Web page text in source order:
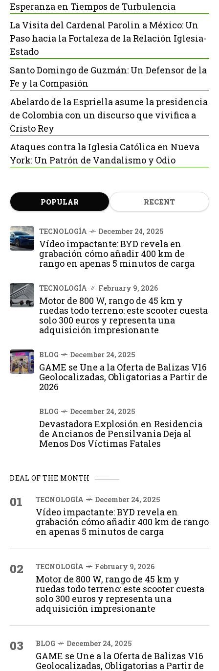
Esperanza en Tiempos de Turbulencia
La Visita del Cardenal Parolin a México: Un
Paso hacia la Fortaleza de la Relación Iglesia-
Estado
Santo Domingo de Guzmán: Un Defensor de la
Fe y la Compasión
Abelardo de la Espriella asume la presidencia
de Colombia con un discurso que vivifica a
Cristo Rey
Ataques contra la Iglesia Católica en Nueva
York: Un Patrón de Vandalismo y Odio
POPULAR RECENT
TECNOLOGÍA December 24, 2025
Vídeo impactante: BYD revela en
grabación cómo añadir 400 km de
rango en apenas 5 minutos de carga
TECNOLOGÍA February 9, 2026
Motor de 800 W, rango de 45 km y
ruedas todo terreno: este scooter cuesta
solo 300 euros y representa una
adquisición impresionante
BLOG December 24, 2025
GAME se Une a la Oferta de Balizas V16
Geolocalizadas, Obligatorias a Partir de
2026
BLOG December 24, 2025
Devastadora Explosión en Residencia
de Ancianos de Pensilvania Deja al
Menos Dos Víctimas Fatales
DEAL OF THE MONTH
01 TECNOLOGÍA December 24, 2025
Vídeo impactante: BYD revela en
grabación cómo añadir 400 km de rango
en apenas 5 minutos de carga
02 TECNOLOGÍA February 9, 2026
Motor de 800 W, rango de 45 km y
ruedas todo terreno: este scooter cuesta
solo 300 euros y representa una
adquisición impresionante
03 BLOG December 24, 2025
GAME se Une a la Oferta de Balizas V16
Geolocalizadas, Obligatorias a Partir de